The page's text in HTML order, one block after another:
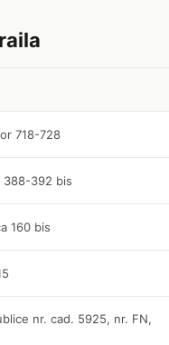
718-728
388-392 bis
160 bis
nr. cad. 5925, nr. FN,